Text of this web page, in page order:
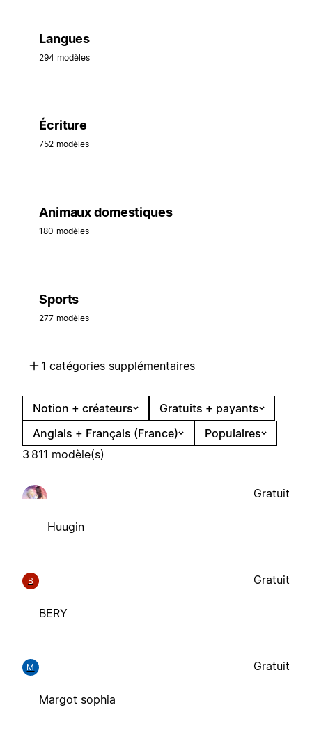
Langues
294 modèles
Écriture
752 modèles
Animaux domestiques
180 modèles
Sports
277 modèles
1 catégories supplémentaires
Notion + créateurs
Gratuits + payants
Anglais + Français (France)
Populaires
3 811 modèle(s)
Huugin
Gratuit
B
BERY
Gratuit
M
Margot sophia
Gratuit